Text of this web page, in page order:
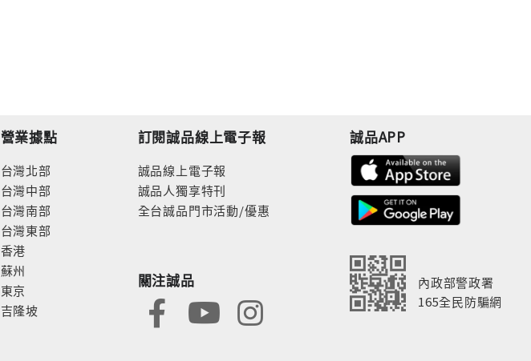
營業據點
台灣北部
台灣中部
台灣南部
台灣東部
香港
蘇州
東京
吉隆坡
訂閱誠品線上電子報
誠品線上電子報
誠品人獨享特刊
全台誠品門市活動/優惠
關注誠品
誠品APP
內政部警政署
165全民防騙網